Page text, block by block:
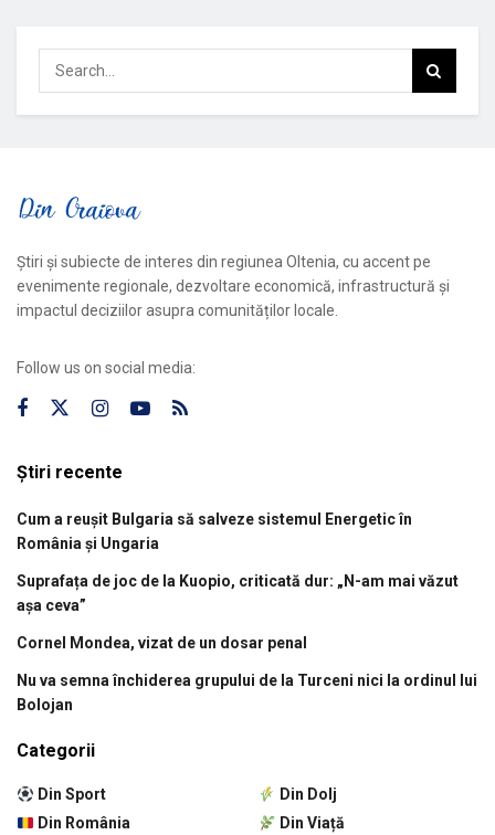
Știri și subiecte de interes din regiunea Oltenia, cu accent pe
evenimente regionale, dezvoltare economică, infrastructură și
impactul deciziilor asupra comunităților locale.
Follow us on social media:
Știri recente
Cum a reușit Bulgaria să salveze sistemul Energetic în
România și Ungaria
Suprafața de joc de la Kuopio, criticată dur: „N-am mai văzut
așa ceva”
Cornel Mondea, vizat de un dosar penal
Nu va semna închiderea grupului de la Turceni nici la ordinul lui
Bolojan
Categorii
Din Sport
Din România
Din Dolj
Din Viață